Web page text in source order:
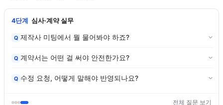
4단계 심사·계약 실무
Q 제작사 미팅에서 뭘 물어봐야 하죠?
Q 계약서는 어떤 걸 써야 안전한가요?
Q 수정 요청, 어떻게 말해야 반영되나요?
전체 질문 보기